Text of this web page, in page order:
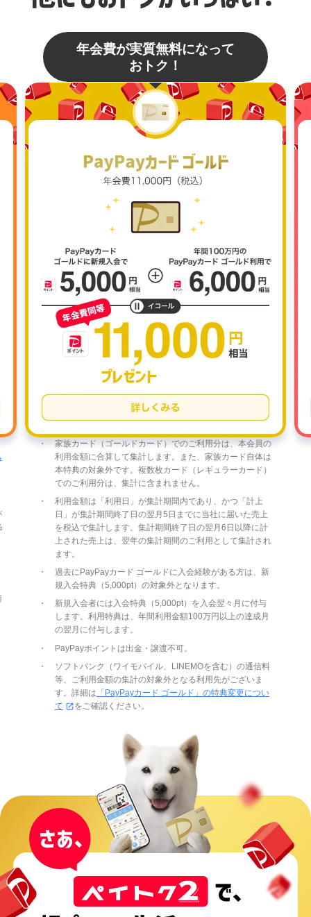
年会費が実質無料になって
おトク！
家族カード（ゴールドカード）でのご利用分は、本会員の
利用金額に合算して集計します。また、家族カード自体は
本特典の対象外です。複数枚カード（レギュラーカード）
でのご利用分は、集計に含まれません。
利用金額は「利用日」が集計期間内であり、かつ「計上
日」が集計期間終了日の翌月5日までに当社に届いた売上
を税込で集計します。集計期間終了日の翌月6日以降に計
上された売上は、翌年の集計期間のご利用として集計され
ます。
過去にPayPayカード ゴールドに入会経験がある方は、新
規入会特典（5,000pt）の対象外となります。
新規入会者には入会特典（5,000pt）を入会翌々月に付与
します。利用特典は、年間利用金額100万円以上の達成月
の翌月に付与します。
PayPayポイントは出金・譲渡不可。
ソフトバンク（ワイモバイル、LINEMOを含む）の通信料
等、ご利用金額の集計の対象外となる利用先がございま
す。詳細は 「PayPayカード ゴールド」の特典変更につい
て
をご確認ください。